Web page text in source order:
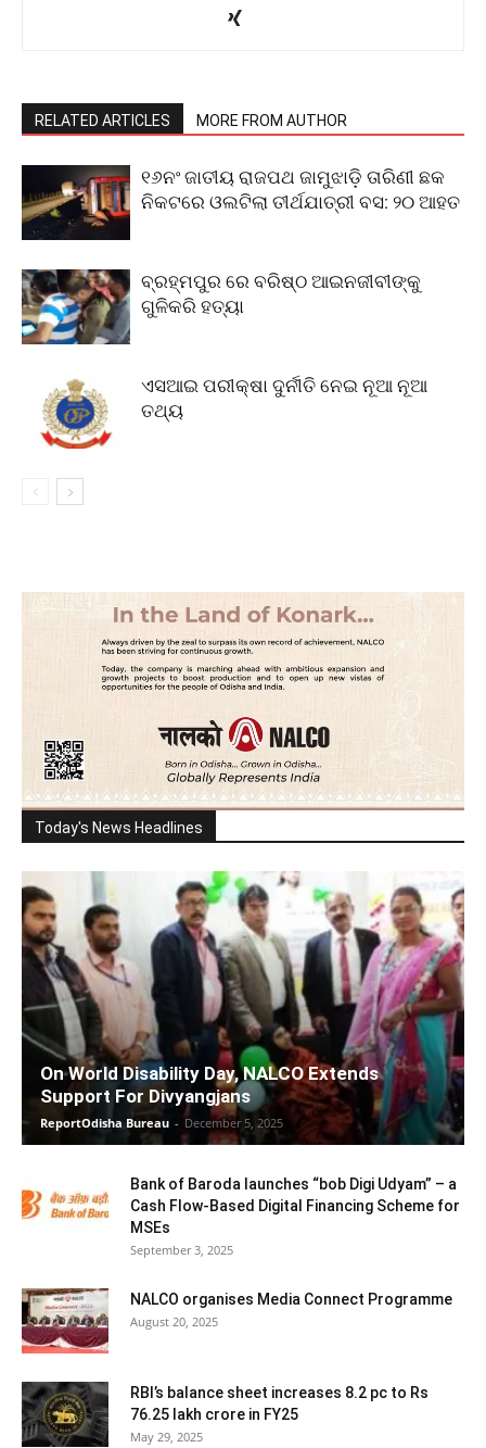
RELATED ARTICLES MORE FROM AUTHOR
୧୬ନଂ ଜାତୀୟ ରାଜପଥ ଜାମୁଝାଡ଼ି ତାରିଣୀ ଛକ
ନିକଟରେ ଓଲଟିଲା ତୀର୍ଥଯାତ୍ରୀ ବସ: ୨୦ ଆହତ
ବ୍ରହ୍ମପୁର ରେ ବରିଷ୍ଠ ଆଇନଜୀବୀଙ୍କୁ
ଗୁଳିକରି ହତ୍ୟା
ଏସଆଇ ପରୀକ୍ଷା ଦୁର୍ନୀତି ନେଇ ନୂଆ ନୂଆ
ତଥ୍ୟ
Today's News Headlines
On World Disability Day, NALCO Extends
Support For Divyangjans
ReportOdisha Bureau - December 5, 2025
Bank of Baroda launches “bob Digi Udyam” – a
Cash Flow-Based Digital Financing Scheme for
MSEs
September 3, 2025
NALCO organises Media Connect Programme
August 20, 2025
RBI’s balance sheet increases 8.2 pc to Rs
76.25 lakh crore in FY25
May 29, 2025